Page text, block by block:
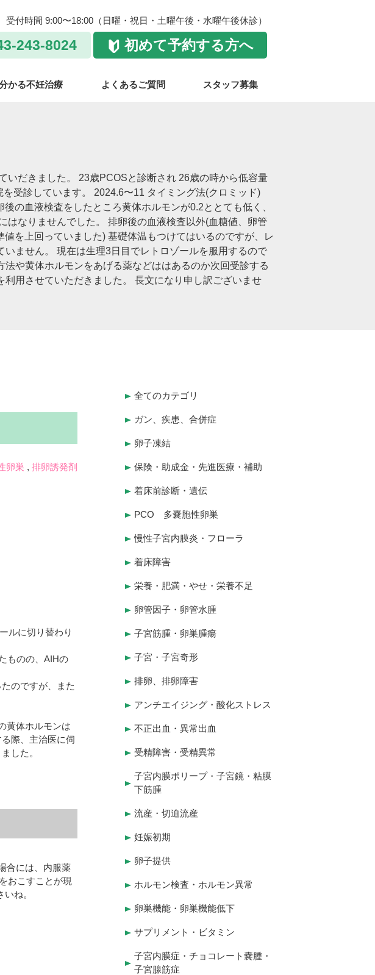
受付時間 9:00〜18:00（日曜・祝日・土曜午後・水曜午後休診）
243-8024 初めて予約する方へ
かる不妊治療 よくあるご質問 スタッフ募集
いだきました。 23歳PCOSと診断され 26歳の時から低容量
受診しています。 2024.6〜11 タイミング法(クロミッド)
の血液検査をしたところ黄体ホルモンが0.2ととても低く、
なりませんでした。 排卵後の血液検査以外(血糖値、卵管
を上回っていました) 基礎体温もつけてはいるのですが、レ
ません。 現在は生理3日目でレトロゾールを服用するので
や黄体ホルモンをあげる薬などははあるのか次回受診する
用させていただきました。 長文になり申し訳ございませ
卵巣 排卵誘発剤
ルに切り替わり
ものの、AIHの
のですが、また
黄体ホルモンは
際、主治医に伺
した。
合には、内服薬
おこすことが現
ね。
全てのカテゴリ
ガン、疾患、合併症
卵子凍結
保険・助成金・先進医療・補助
着床前診断・遺伝
PCO 多嚢胞性卵巣
慢性子宮内膜炎・フローラ
着床障害
栄養・肥満・やせ・栄養不足
卵管因子・卵管水腫
子宮筋腫・卵巣腫瘍
子宮・子宮奇形
排卵、排卵障害
アンチエイジング・酸化ストレス
不正出血・異常出血
受精障害・受精異常
子宮内膜ポリープ・子宮鏡・粘膜
下筋腫
流産・切迫流産
妊娠初期
卵子提供
ホルモン検査・ホルモン異常
卵巣機能・卵巣機能低下
サプリメント・ビタミン
子宮内膜症・チョコレート嚢腫・
子宮腺筋症